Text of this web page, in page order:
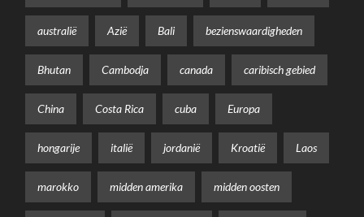
australië Azië Bali bezienswaardigheden
Bhutan Cambodja canada caribisch gebied
China Costa Rica cuba Europa
hongarije italië jordanië Kroatië Laos
marokko midden amerika midden oosten